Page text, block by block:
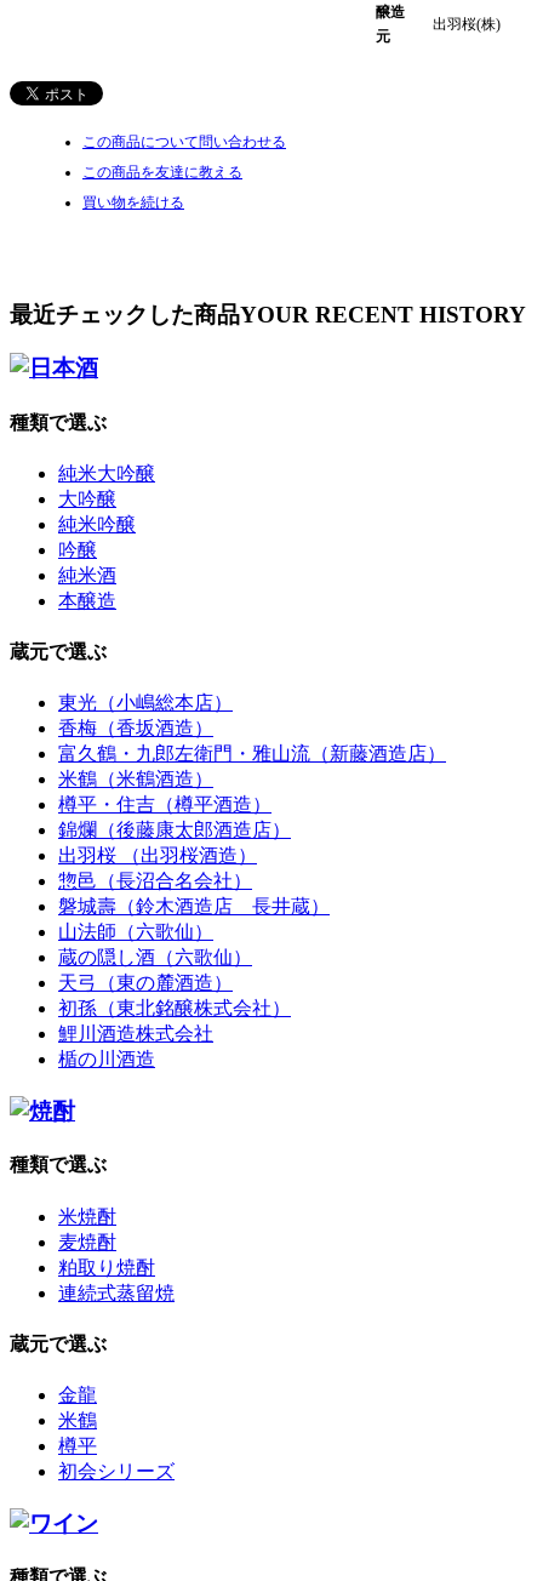
醸造
元
出羽桜(株)
この商品について問い合わせる
この商品を友達に教える
買い物を続ける
最近チェックした商品YOUR RECENT HISTORY
種類で選ぶ
純米大吟醸
大吟醸
純米吟醸
吟醸
純米酒
本醸造
蔵元で選ぶ
東光（小嶋総本店）
香梅（香坂酒造）
富久鶴・九郎左衛門・雅山流（新藤酒造店）
米鶴（米鶴酒造）
樽平・住吉（樽平酒造）
錦爛（後藤康太郎酒造店）
出羽桜 （出羽桜酒造）
惣邑（長沼合名会社）
磐城壽（鈴木酒造店 長井蔵）
山法師（六歌仙）
蔵の隠し酒（六歌仙）
天弓（東の麓酒造）
初孫（東北銘醸株式会社）
鯉川酒造株式会社
楯の川酒造
種類で選ぶ
米焼酎
麦焼酎
粕取り焼酎
連続式蒸留焼
蔵元で選ぶ
金龍
米鶴
樽平
初会シリーズ